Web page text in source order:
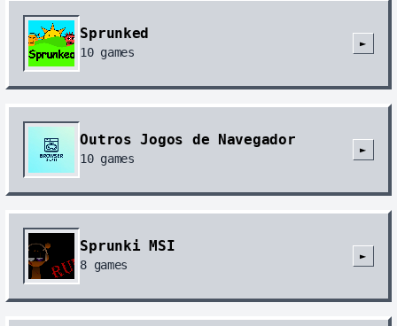
Sprunked
10games
►
Outros Jogos de Navegador
10games
►
Sprunki MSI
8 games
►